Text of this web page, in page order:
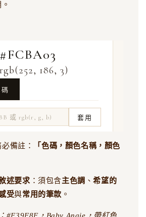
備註：
「色碼，顏色名稱，顏色
述要求 ：須包含主色調 、希望的
受與常用的筆款 。
#F39F8F，Baby Angie，帶紅色